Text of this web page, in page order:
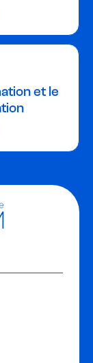
et le